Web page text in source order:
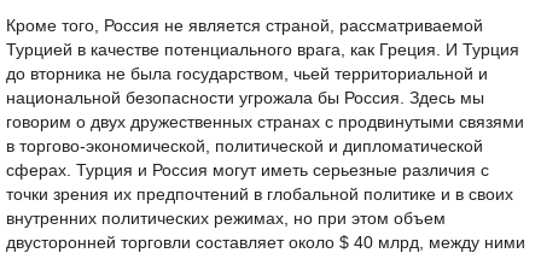
Кроме того, Россия не является страной, рассматриваемой
Турцией в качестве потенциального врага, как Греция. И Турция
до вторника не была государством, чьей территориальной и
национальной безопасности угрожала бы Россия. Здесь мы
говорим о двух дружественных странах с продвинутыми связями
в торгово-экономической, политической и дипломатической
сферах. Турция и Россия могут иметь серьезные различия с
точки зрения их предпочтений в глобальной политике и в своих
внутренних политических режимах, но при этом объем
двусторонней торговли составляет около $ 40 млрд, между ними